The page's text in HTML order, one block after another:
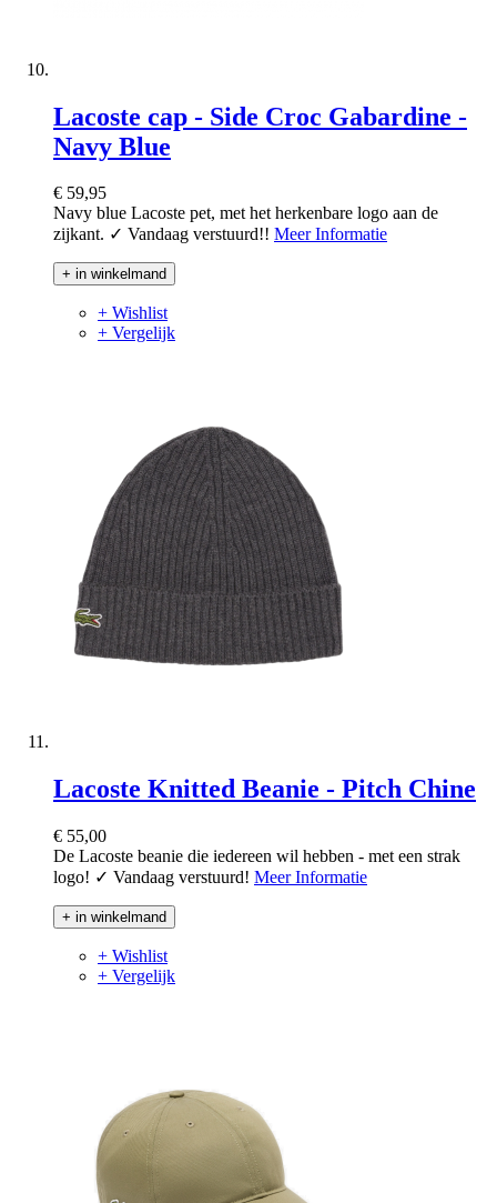
Lacoste cap - Side Croc Gabardine -
Navy Blue
€ 59,95
Navy blue Lacoste pet, met het herkenbare logo aan de
zijkant. ✓ Vandaag verstuurd!! Meer Informatie
+ in winkelmand
+ Wishlist
+ Vergelijk
Lacoste Knitted Beanie - Pitch Chine
€ 55,00
De Lacoste beanie die iedereen wil hebben - met een strak
logo! ✓ Vandaag verstuurd! Meer Informatie
+ in winkelmand
+ Wishlist
+ Vergelijk